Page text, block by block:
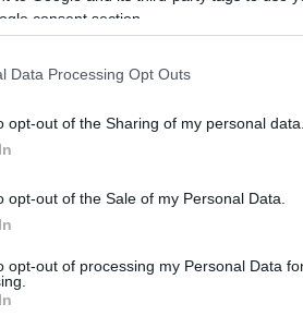
consent section.
Data Processing Opt Outs
opt-out of the Sharing of my personal data.
opt-out of the Sale of my Personal Data.
opt-out of processing my Personal Data
Role
per il2 ottobree